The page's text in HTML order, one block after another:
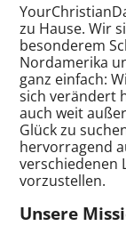
zu Hause. Wir
besonderem
Nordamerika
ganz einfach:
sich verändert
auch weit
Glück zu
hervorragend
verschiedenen
vorzustellen.
Unsere